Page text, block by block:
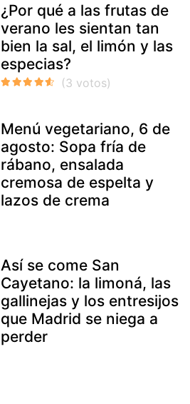
¿Por qué a las frutas de
verano les sientan tan
bien la sal, el limón y las
especias?
Menú vegetariano, 6 de
agosto: Sopa fría de
rábano, ensalada
cremosa de espelta y
lazos de crema
Así se come San
Cayetano: la limoná, las
gallinejas y los entresijos
que Madrid se niega a
perder